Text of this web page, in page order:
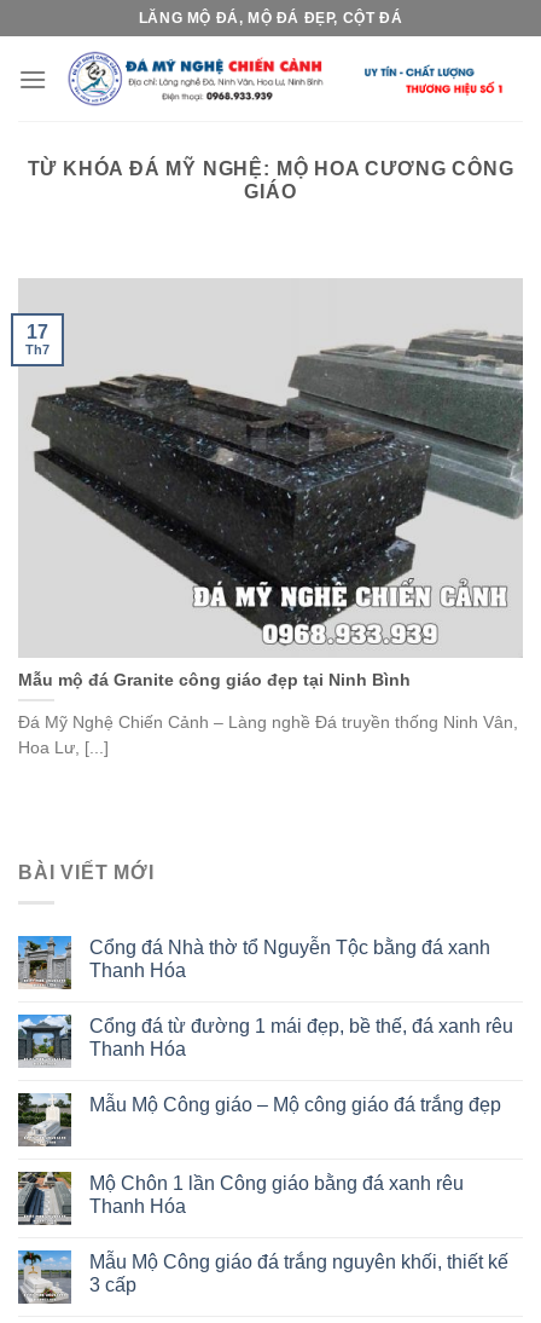
content
LĂNG MỘ ĐÁ, MỘ ĐÁ ĐẸP, CỘT ĐÁ
TỪ KHÓA ĐÁ MỸ NGHỆ: MỘ HOA CƯƠNG CÔNG
GIÁO
Mẫu mộ đá Granite công giáo đẹp tại Ninh Bình
Đá Mỹ Nghệ Chiến Cảnh – Làng nghề Đá truyền thống Ninh Vân,
Hoa Lư, [...]
17
Th7
BÀI VIẾT MỚI
Cổng đá Nhà thờ tổ Nguyễn Tộc bằng đá xanh
Thanh Hóa
Cổng đá từ đường 1 mái đẹp, bề thế, đá xanh rêu
Thanh Hóa
Mẫu Mộ Công giáo – Mộ công giáo đá trắng đẹp
Mộ Chôn 1 lần Công giáo bằng đá xanh rêu
Thanh Hóa
Mẫu Mộ Công giáo đá trắng nguyên khối, thiết kế
3 cấp